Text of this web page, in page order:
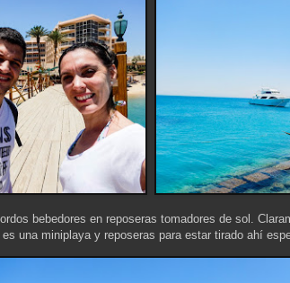
bebedores en reposeras tomadores de sol.
una miniplaya y reposeras para estar tirado ahí